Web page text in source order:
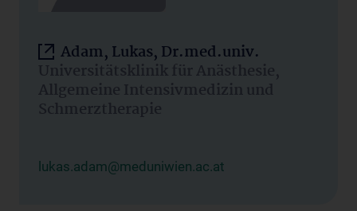
Adam, Lukas, Dr.med.univ.
Universitätsklinik für Anästhesie,
Allgemeine Intensivmedizin und
Schmerztherapie
lukas.adam@meduniwien.ac.at